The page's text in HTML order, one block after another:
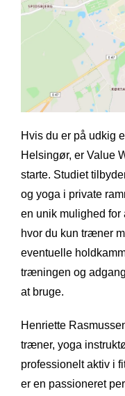
Hvis du er på udkig
Helsingør, er Value
starte. Studiet
og yoga i private
en unik mulighed
hvor du kun træner
eventuelle
træningen og
at bruge.
Henriette
træner, yoga
professionelt aktiv i
er en passioneret